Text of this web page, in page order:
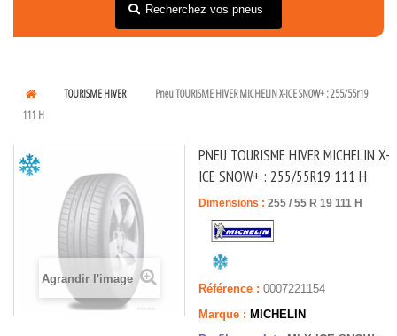
Recherchez vos pneus
TOURISME HIVER
Pneu TOURISME HIVER MICHELIN X-ICE SNOW+ : 255/55r19
111 H
Agrandir l'image
PNEU TOURISME HIVER MICHELIN X-
ICE SNOW+ : 255/55R19 111 H
Dimensions : 255 / 55 R 19 111 H
Référence : 0007221154
Marque : MICHELIN